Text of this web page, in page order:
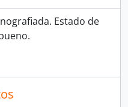
Estado de